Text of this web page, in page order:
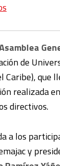
de
Caribe), que
realizada
directivos.
a los
y